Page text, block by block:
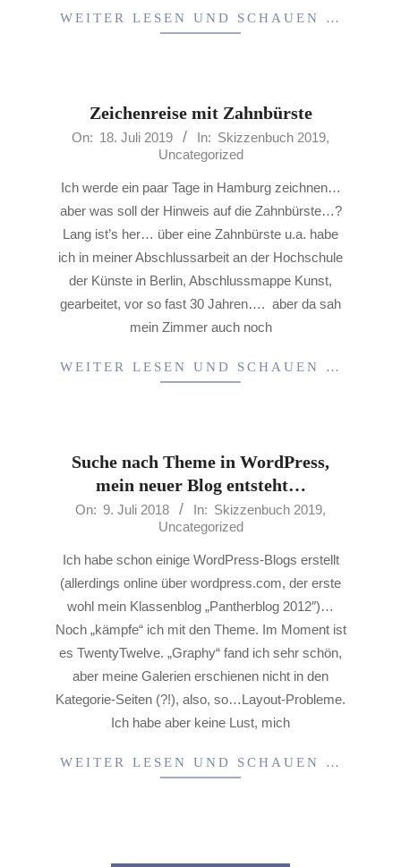
WEITER LESEN UND SCHAUEN …
Zeichenreise mit Zahnbürste
2019-
18
On: 18. Juli 2019 In: Skizzenbuch 2019,
Uncategorized
Ich werde ein paar Tage in Hamburg zeichnen…
aber was soll der Hinweis auf die Zahnbürste…?
Lang ist’s her… über eine Zahnbürste u.a. habe
ich in meiner Abschlussarbeit an der Hochschule
der Künste in Berlin, Abschlussmappe Kunst,
gearbeitet, vor so fast 30 Jahren…. aber da sah
mein Zimmer auch noch
WEITER LESEN UND SCHAUEN …
Suche nach Theme in WordPress,
mein neuer Blog entsteht…
2018-
09
On: 9. Juli 2018 In: Skizzenbuch 2019,
Uncategorized
Ich habe schon einige WordPress-Blogs erstellt
(allerdings online über wordpress.com, der erste
wohl mein Klassenblog „Pantherblog 2012″)…
Noch „kämpfe“ ich mit den Theme. Im Moment ist
es TwentyTwelve. „Graphy“ fand ich sehr schön,
aber meine Galerien erschienen nicht in den
Kategorie-Seiten (?!), also, so…Layout-Probleme.
Ich habe aber keine Lust, mich
WEITER LESEN UND SCHAUEN …